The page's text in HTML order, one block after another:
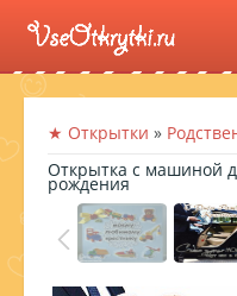
★ Открытки »
Открытка с машиной
рождения